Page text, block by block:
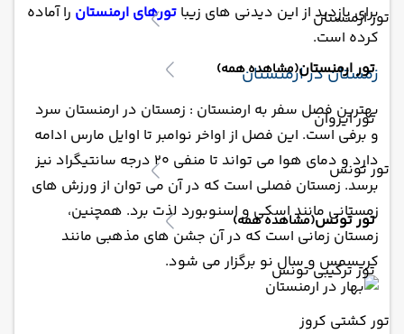
تور ارمنستان
تور ارمنستان(مشاهده همه)
تور ایروان
تور تونس
تور تونس(مشاهده همه)
تور ترکیبی تونس
تور کشتی کروز
برای بازدید از این دیدنی های زیبا تورهای ارمنستان را آماده
کرده است.
زمستان در ارمنستان
بهترین فصل سفر به ارمنستان : زمستان در ارمنستان سرد
و برفی است. این فصل از اواخر نوامبر تا اوایل مارس ادامه
دارد و دمای هوا می تواند تا منفی 20 درجه سانتیگراد نیز
برسد. زمستان فصلی است که در آن می توان از ورزش های
زمستانی مانند اسکی و اسنوبورد لذت برد. همچنین،
زمستان زمانی است که در آن جشن های مذهبی مانند
کریسمس و سال نو برگزار می شود.